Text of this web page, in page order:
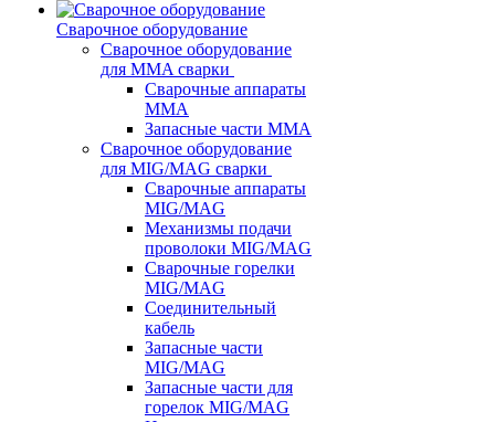
Сварочное оборудование
Сварочное оборудование
для MMA сварки
Сварочные аппараты
MMA
Запасные части MMA
Сварочное оборудование
для MIG/MAG сварки
Сварочные аппараты
MIG/MAG
Механизмы подачи
проволоки MIG/MAG
Сварочные горелки
MIG/MAG
Соединительный
кабель
Запасные части
MIG/MAG
Запасные части для
горелок MIG/MAG